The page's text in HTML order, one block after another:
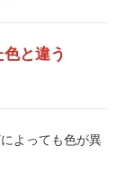
と違う
よっても色が異